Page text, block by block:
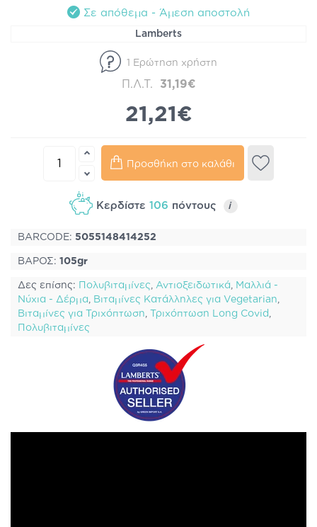
Σε απόθεμα - Άμεση αποστολή
Lamberts
1 Ερώτηση χρήστη
Π.Λ.Τ. 31,19€
21,21€
Προσθήκη στο καλάθι
Κερδίστε 106 πόντους i
BARCODE: 5055148414252
ΒΑΡΟΣ: 105gr
Δες επίσης: Πολυβιταμίνες, Αντιοξειδωτικά, Μαλλιά -
Νύχια - Δέρμα, Βιταμίνες Κατάλληλες για Vegetarian,
Βιταμίνες για Τριχόπτωση, Τριχόπτωση Long Covid ,
Πολυβιταμίνες